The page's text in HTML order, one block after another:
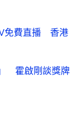
免費直播 香港
霍啟剛談獎牌